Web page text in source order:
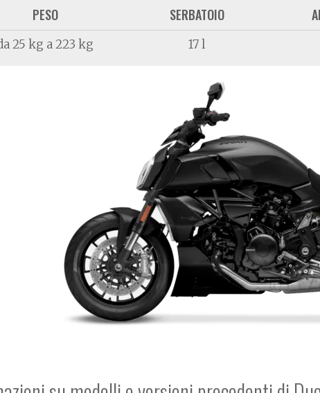
PESO
25 kg a 223 kg
SERBATOIO
17 l